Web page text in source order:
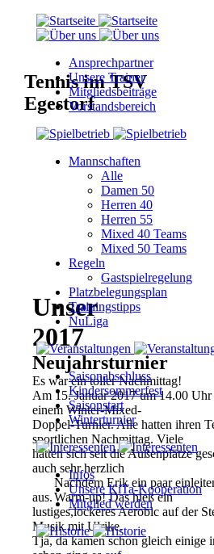
Tennis im TSV
Egestorf
Unser
2017
Neujahrsturnier
Es war ein toller Nachmittag!
Am 15. Januar 2017 um 14.00
einem Winter-Mixed-
Doppel-Turnier. Alle hatten ihren
sportlichen Nachmittag. Viele
hatten sich seit die Außenplätze
auch sehr herzlich
aus.
Nachdem Erik ein paar
Warm-up! Das hieß ein
lustiges,lockeres Aerobic auf der
Musik mit Ulrike.
Tja, da kamen schon gleich einige
Ansprechpartner
Unsere Trainer
Mitgliedsbeiträge
Vorstandsbereich
Mannschaften
Alle
Damen 50
Herren 40
Herren 55
Mixed 40 Teams
Mixed 50 Teams
Regeln
Gastspielregelung
Platzbelegungsplan
Trainingstipps
NuLiga
Saisonabschluss
Kindersommerfest
Saisonstart
Winterturnier
Infos
Unsere KiTa-Kooperation
Mitglied werden